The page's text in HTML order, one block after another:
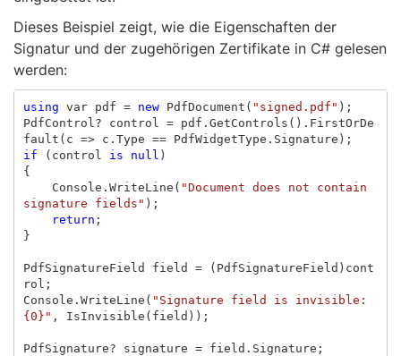
Dieses Beispiel zeigt, wie die Eigenschaften der
Signatur und der zugehörigen Zertifikate in C# gelesen
werden:
using var pdf = new PdfDocument ( "signed.pdf" );
PdfControl ? control = pdf . GetControls (). FirstOrDe
fault ( c => c . Type == PdfWidgetType . Signature );
if
( control is null )
{
Console . WriteLine ( "Document does not contain
signature fields" );
return ;
}
PdfSignatureField field = ( PdfSignatureField ) cont
rol ;
Console . WriteLine ( "Signature field is invisible:
{0}" , IsInvisible ( field ));
PdfSignature? signature = field . Signature ;